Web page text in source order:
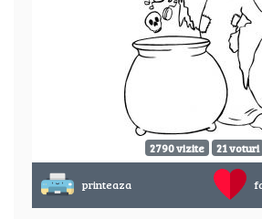
2790 vizite 21 voturi
printeaza